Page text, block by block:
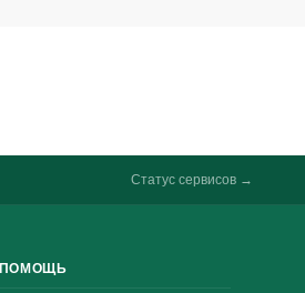
Статус сервисов →
ПОМОЩЬ